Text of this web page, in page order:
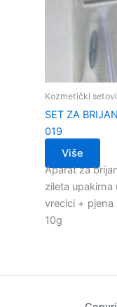
Kozmetički setovi
SET ZA
019
Više
Aparat za
zileta upakirna
vrecici + pjena
10g